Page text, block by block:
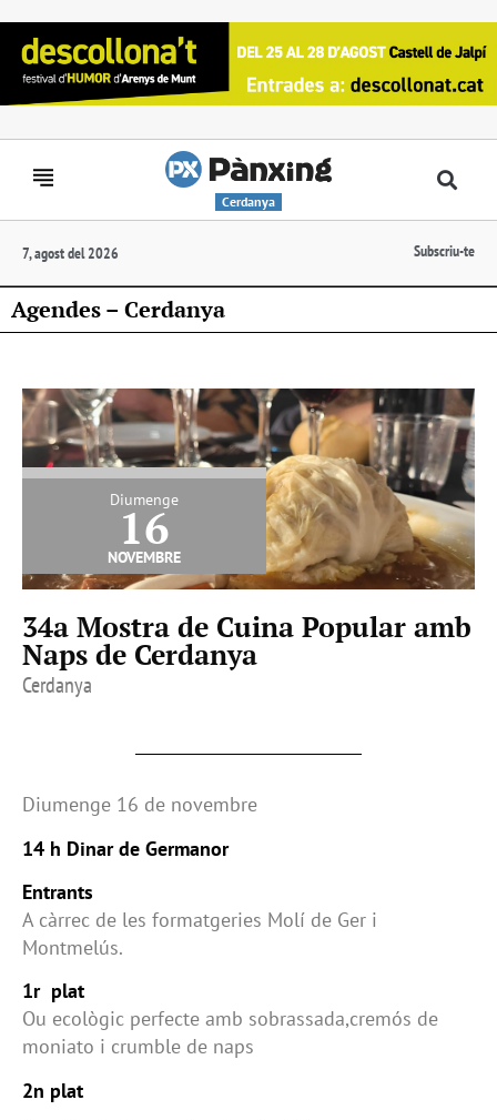
Cerdanya
7, agost del 2026 Subscriu-te
Agendes – Cerdanya
Diumenge
16
novembre
34a Mostra de Cuina Popular amb
Naps de Cerdanya
Cerdanya
Diumenge 16 de novembre
14 h Dinar de Germanor
Entrants
A càrrec de les formatgeries Molí de Ger i
Montmelús.
1r plat
Ou ecològic perfecte amb sobrassada,cremós de
moniato i crumble de naps
2n plat